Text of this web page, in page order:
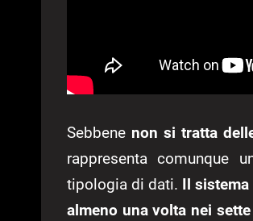
Sebbene non si tratta
rappresenta comunque
tipologia di dati. Il
almeno una volta nei